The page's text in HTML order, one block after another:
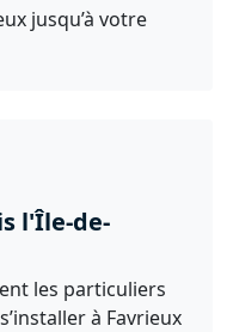
jusqu’à votre
l'Île-de-
les particuliers
à Favrieux